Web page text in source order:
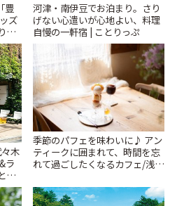
豊
ズ
っ
河津・南伊豆でお泊まり。さり
げない心遣いが心地よい、料理
自慢の一軒宿 | ことりっぷ
木
ラ
り
季節のパフェを味わいに♪ アン
ティークに囲まれて、時間を忘
れて過ごしたくなるカフェ/浅草